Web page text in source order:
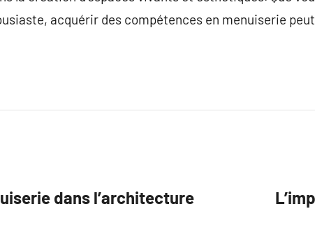
acquérir des compétences en menuiserie
dans l’architecture